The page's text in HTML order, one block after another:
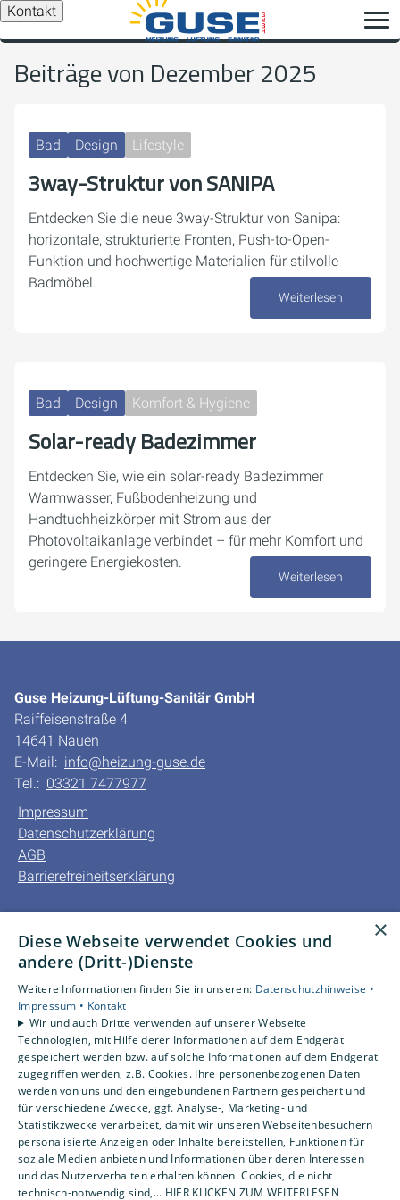
Kontakt
Beiträge von Dezember 2025
Bad Design Lifestyle
3way-Struktur von SANIPA
Entdecken Sie die neue 3way-Struktur von Sanipa:
horizontale, strukturierte Fronten, Push-to-Open-
Funktion und hochwertige Materialien für stilvolle
Badmöbel.
Weiterlesen
Bad Design Komfort & Hygiene
Solar-ready Badezimmer
Entdecken Sie, wie ein solar-ready Badezimmer
Warmwasser, Fußbodenheizung und
Handtuchheizkörper mit Strom aus der
Photovoltaikanlage verbindet – für mehr Komfort und
geringere Energiekosten.
Weiterlesen
Guse Heizung-Lüftung-Sanitär GmbH
Raiffeisenstraße 4
14641 Nauen
E-Mail: info@heizung-guse.de
Tel.: 03321 7477977
Impressum
Datenschutzerklärung
AGB
Barrierefreiheitserklärung
Privatkunden
Gewerbekunden
Karriere
Unternehmen
Kontakt
Um externe HTML-Inhalte anzuzeigen, benötigen wir
Ihre Einwilligung.
Weitere Informationen finden Sie in unserer
Datenschutzerklärung.
Cookie-Einstellungen öffnen
×
Diese Webseite verwendet Cookies und
andere (Dritt-)Dienste
Weitere Informationen finden Sie in unseren: Datenschutzhinweise •
Impressum • Kontakt
Wir und auch Dritte verwenden auf unserer Webseite
Technologien, mit Hilfe derer Informationen auf dem Endgerät
gespeichert werden bzw. auf solche Informationen auf dem Endgerät
zugegriffen werden, z.B. Cookies. Ihre personenbezogenen Daten
werden von uns und den eingebundenen Partnern gespeichert und
für verschiedene Zwecke, ggf. Analyse-, Marketing- und
Statistikzwecke verarbeitet, damit wir unseren Webseitenbesuchern
personalisierte Anzeigen oder Inhalte bereitstellen, Funktionen für
soziale Medien anbieten und Informationen über deren Interessen
und das Nutzerverhalten erhalten können. Cookies, die nicht
technisch-notwendig sind,... HIER KLICKEN ZUM WEITERLESEN